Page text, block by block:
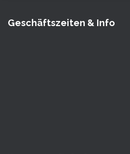
Geschäftszeiten & Info